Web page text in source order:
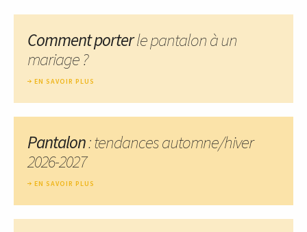
Comment porterle pantalon à un
mariage ?
EN SAVOIR PLUS
Pantalon: tendances automne/hiver
2026-2027
EN SAVOIR PLUS